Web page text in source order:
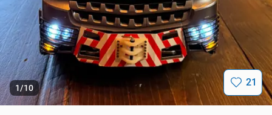
1/10 21